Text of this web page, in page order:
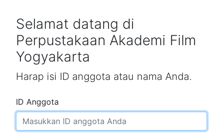
Selamat datang di
Perpustakaan Akademi Film
Yogyakarta
Harap isi ID anggota atau nama Anda.
ID Anggota